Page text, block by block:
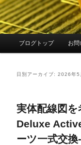
イ
ブログトップ お
日別アーカイブ:2026年5
実体配線図
Deluxe
ーツ一式交換-